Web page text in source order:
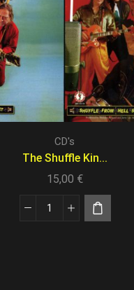
CD's
The Shuffle Kin...
15,00 €